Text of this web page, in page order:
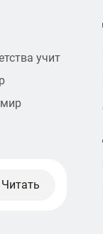
учит
мир
Читать